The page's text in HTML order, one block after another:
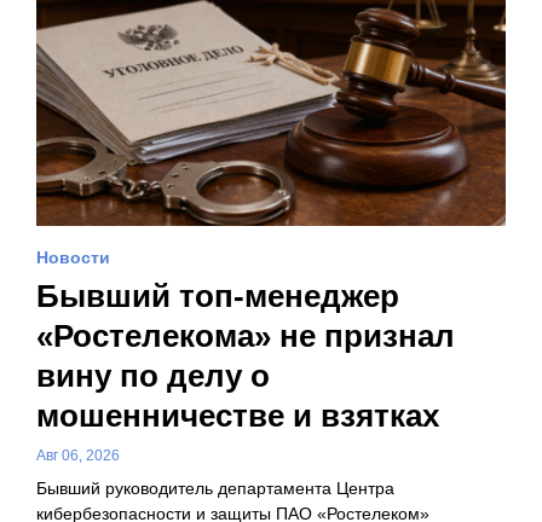
Новости
Бывший топ-менеджер
«Ростелекома» не признал
вину по делу о
мошенничестве и взятках
Авг 06, 2026
Бывший руководитель департамента Центра
кибербезопасности и защиты ПАО «Ростелеком»